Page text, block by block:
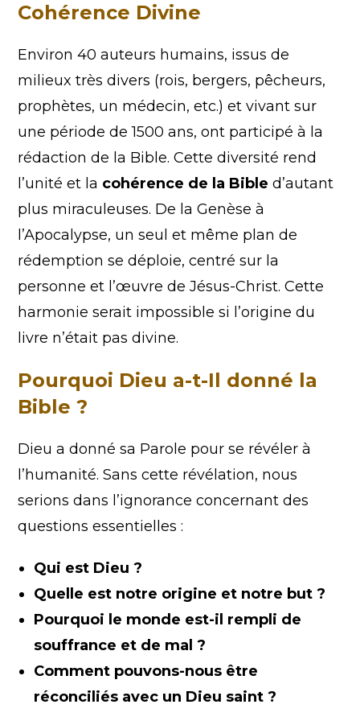
Cohérence Divine
Environ 40 auteurs humains, issus de
milieux très divers (rois, bergers, pêcheurs,
prophètes, un médecin, etc.) et vivant sur
une période de 1500 ans, ont participé à la
rédaction de la Bible. Cette diversité rend
l’unité et la cohérence de la Bible d’autant
plus miraculeuses. De la Genèse à
l’Apocalypse, un seul et même plan de
rédemption se déploie, centré sur la
personne et l’œuvre de Jésus-Christ. Cette
harmonie serait impossible si l’origine du
livre n’était pas divine.
Pourquoi Dieu a-t-Il donné la
Bible ?
Dieu a donné sa Parole pour se révéler à
l’humanité. Sans cette révélation, nous
serions dans l’ignorance concernant des
questions essentielles :
Qui est Dieu ?
Quelle est notre origine et notre but ?
Pourquoi le monde est-il rempli de
souffrance et de mal ?
Comment pouvons-nous être
réconciliés avec un Dieu saint ?